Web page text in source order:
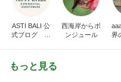
ASTI BALI 公
式ブログ バ
バリ
西海岸からボ
ンジュール
界
もっと見る